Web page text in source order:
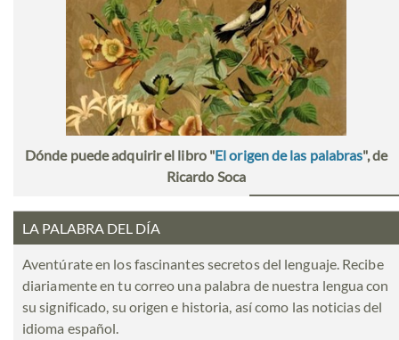
Dónde puede adquirir el libro "El origen de las palabras", de
Ricardo Soca
LA PALABRA DEL DÍA
Aventúrate en los fascinantes secretos del lenguaje. Recibe
diariamente en tu correo una palabra de nuestra lengua con
su significado, su origen e historia, así como las noticias del
idioma español.